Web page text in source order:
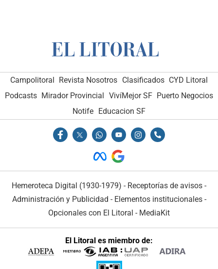
Campolitoral Revista Nosotros Clasificados CYD Litoral
Podcasts Mirador Provincial VivíMejor SF Puerto Negocios
Notife Educacion SF
Hemeroteca Digital (1930-1979) - Receptorías de avisos -
Administración y Publicidad - Elementos institucionales-
Opcionales con El Litoral - MediaKit
El Litoral es miembro de: